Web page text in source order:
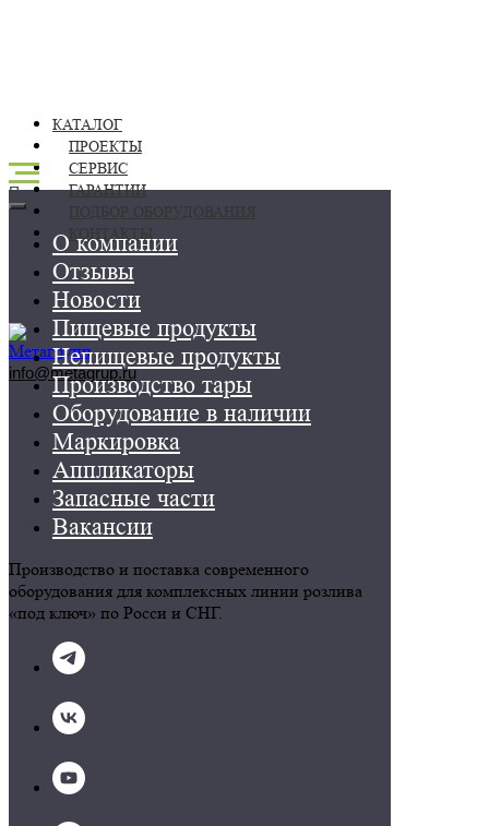
Производственная
компания. Оборудование
для линий розлива
8 800 250-25-54
info@metagrup.ru
КАТАЛОГ
ПРОЕКТЫ
СЕРВИС
КОНТАКТЫ
КАТАЛОГ
ПРОЕКТЫ
СЕРВИС
ГАРАНТИИ
ПОДБОР ОБОРУДОВАНИЯ
КОНТАКТЫ
О компании
Отзывы
Новости
Пищевые продукты
Непищевые продукты
Производство тары
Оборудование в наличии
Маркировка
Аппликаторы
Запасные части
Вакансии
Производство и поставка современного
оборудования для комплексных линии розлива
«под ключ» по Росси и СНГ.